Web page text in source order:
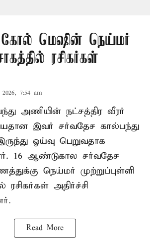
கோல் மெஷின் நெய்மர்
ரசிகர்கள்
7:54 am
அணியின் நட்சத்திர வீரர்
இவர் சர்வதேச கால்பந்து
ஓய்வு பெறுவதாக
16 ஆண்டுகால சர்வதேச
நெய்மர் முற்றுப்புள்ளி
அதிர்ச்சி
Read More